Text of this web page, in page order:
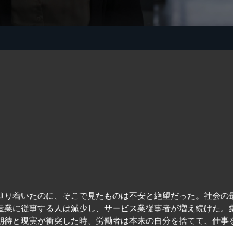
いたのに、そこで見たものは不安と絶望だった。社会の
に従事する人は減少し、サービス業従事者が増え続けた。
と現実が衝突した時、労働者は本来の自分を捨てて、仕事